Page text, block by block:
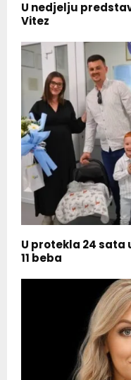
U nedjelju
Vitez
U protekla 24 sata
11 beba